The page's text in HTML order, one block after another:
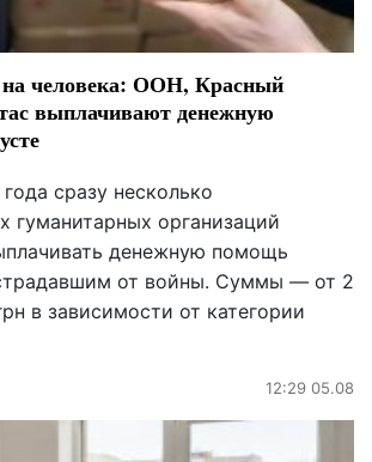
на человека: ООН, Красный
выплачивают денежную
сразу несколько
гуманитарных организаций
денежную помощь
от войны. Суммы — от 2
в зависимости от категории
12:29 05.08